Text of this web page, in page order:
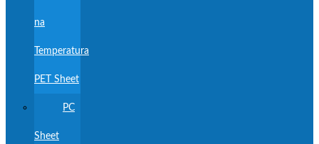
na
Temperatura
PET Sheet
PC
Sheet